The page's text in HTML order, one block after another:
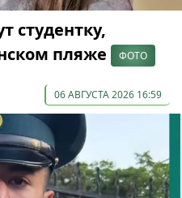
студентку,
пляже
ФОТО
06 АВГУСТА 2026 16:59